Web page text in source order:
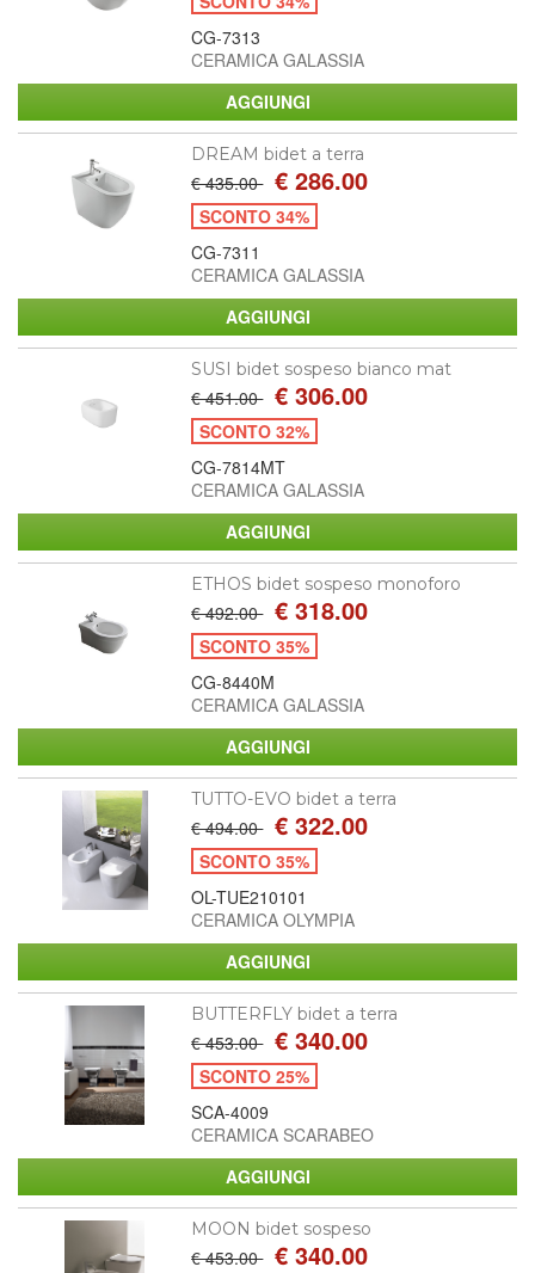
CG-7313
CERAMICA GALASSIA
DREAM bidet a terra
€ 435.00 € 286.00
SCONTO 34%
CG-7311
CERAMICA GALASSIA
SUSI bidet sospeso bianco mat
€ 451.00 € 306.00
SCONTO 32%
CG-7814MT
CERAMICA GALASSIA
ETHOS bidet sospeso monoforo
€ 492.00 € 318.00
SCONTO 35%
CG-8440M
CERAMICA GALASSIA
TUTTO-EVO bidet a terra
€ 494.00 € 322.00
SCONTO 35%
OL-TUE210101
CERAMICA OLYMPIA
BUTTERFLY bidet a terra
€ 453.00 € 340.00
SCONTO 25%
SCA-4009
CERAMICA SCARABEO
MOON bidet sospeso
€ 453.00 € 340.00